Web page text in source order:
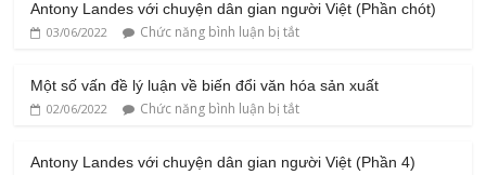
Antony Landes với chuyện dân gian người Việt (Phần chót)
03/06/2022 Chức năng bình luận bị tắt
Một số vấn đề lý luận về biến đổi văn hóa sản xuất
02/06/2022 Chức năng bình luận bị tắt
Antony Landes với chuyện dân gian người Việt (Phần 4)